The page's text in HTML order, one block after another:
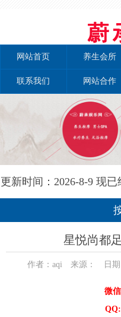
网站首页 养生会所
联系我们 网站合作
更新时间：2026-8-9 现
长沙
星悦尚都
作者：aqi 来源： 日期
微
QQ: